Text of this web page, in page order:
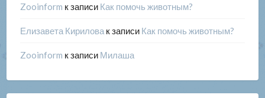
Zooinform к записи Как помочь животным?
Елизавета Кириловак записи Как помочь животным?
Zooinform к записи Милаша